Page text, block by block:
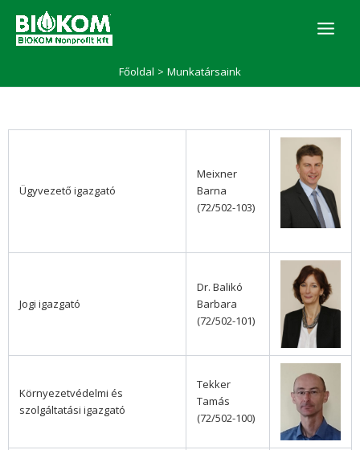
content
Főoldal Munkatársaink
Ügyvezető igazgató
Meixner
Barna
(72/502-103)
Jogi igazgató
Dr. Balikó
Barbara
(72/502-101)
Környezetvédelmi és
szolgáltatási igazgató
Tekker
Tamás
(72/502-100)